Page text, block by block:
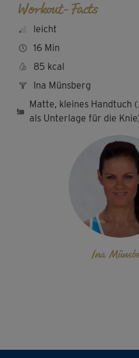
Workout-Facts
leicht
16 Min
85 kcal
Ina Münsberg
Matte, kleines Handtuch
als Unterlage für die
Ina